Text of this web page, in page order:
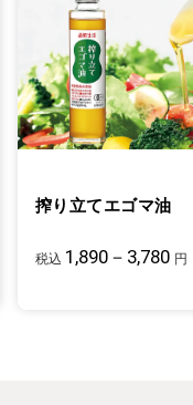
搾り立てエゴマ油
税込 1,890－3,780 円